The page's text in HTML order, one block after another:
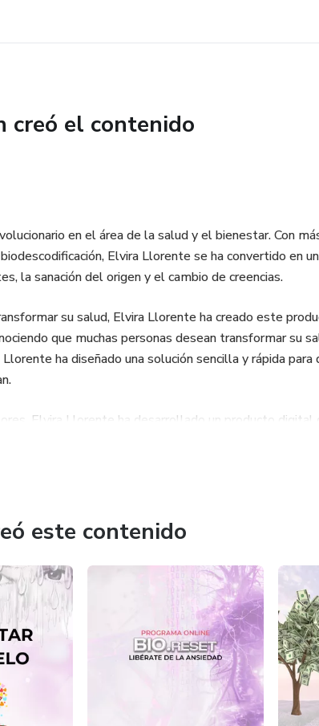
creó el contenido
en el área de la salud y el bienestar. Con
Elvira Llorente se ha convertido en un
la sanación del origen y el cambio de creencias.
su salud, Elvira Llorente ha creado este
que muchas personas desean transformar su
ha diseñado una solución sencilla y rápida para
Elvira Llorente ha desarrollado un producto digital
una transformación profunda en su salud. Ya sea
transformación de la salud y descubre cómo
No dejes que el dinero sea un impedimento para tu
manera sencilla y rápida. ¡No pierdas esta
este contenido